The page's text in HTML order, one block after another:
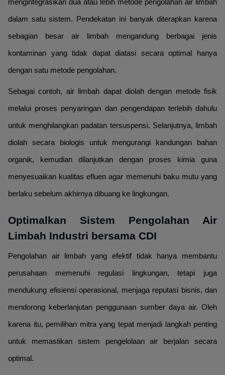
mengintegrasikan dua atau lebih metode pengolahan air limbah
dalam satu sistem. Pendekatan ini banyak diterapkan karena
sebagian besar air limbah mengandung berbagai jenis
kontaminan yang tidak dapat diatasi secara optimal hanya
dengan satu metode pengolahan.
Sebagai contoh, air limbah dapat diolah dengan metode fisik
melalui proses penyaringan dan pengendapan terlebih dahulu
untuk menghilangkan padatan tersuspensi. Selanjutnya, limbah
diolah secara biologis untuk mengurangi kandungan bahan
organik, kemudian dilanjutkan dengan proses kimia guna
menyesuaikan kualitas efluen agar memenuhi baku mutu yang
berlaku sebelum akhirnya dibuang ke lingkungan.
Optimalkan Sistem Pengolahan Air
Limbah Industri bersama CDI
Pengolahan air limbah yang efektif tidak hanya membantu
perusahaan memenuhi regulasi lingkungan, tetapi juga
mendukung efisiensi operasional, menjaga reputasi bisnis, dan
mendorong keberlanjutan penggunaan sumber daya air. Oleh
karena itu, pemilihan mitra yang tepat menjadi langkah penting
untuk memastikan sistem pengelolaan air berjalan secara
optimal.